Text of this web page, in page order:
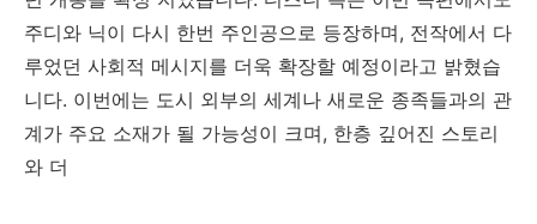
주디와 닉이 다시 한번 주인공으로 등장하며, 전작에서 다
루었던 사회적 메시지를 더욱 확장할 예정이라고 밝혔습
니다. 이번에는 도시 외부의 세계나 새로운 종족들과의 관
계가 주요 소재가 될 가능성이 크며, 한층 깊어진 스토리
와 더